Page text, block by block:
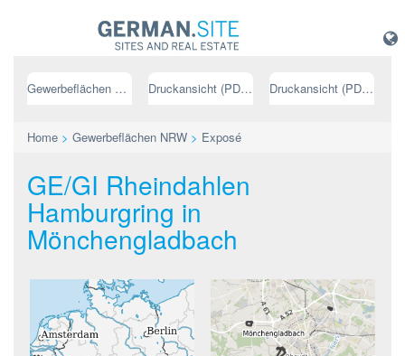
Gewerbeflächen NRW Druckansicht (PDF) // deutsch Druckansicht (PDF) // englisch
Home > Gewerbeflächen NRW > Exposé
GE/GI Rheindahlen
Hamburgring in
Mönchengladbach